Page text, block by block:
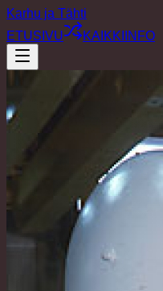
Karhu ja Tähti
ETUSIVU
KAIKKI INFO